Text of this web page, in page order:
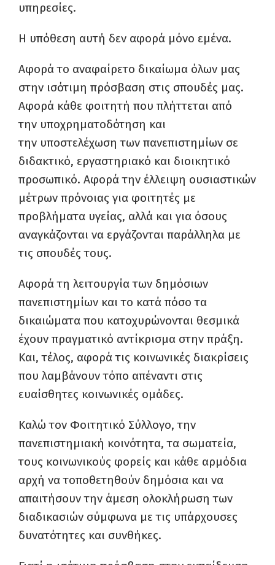
υπηρεσίες.
Η υπόθεση αυτή δεν αφορά μόνο εμένα.
Αφορά το αναφαίρετο δικαίωμα όλων μας
στην ισότιμη πρόσβαση στις σπουδές μας.
Αφορά κάθε φοιτητή που πλήττεται από
την υποχρηματοδότηση και
την υποστελέχωση των πανεπιστημίων σε
διδακτικό, εργαστηριακό και διοικητικό
προσωπικό. Αφορά την έλλειψη ουσιαστικών
μέτρων πρόνοιας για φοιτητές με
προβλήματα υγείας, αλλά και για όσους
αναγκάζονται να εργάζονται παράλληλα με
τις σπουδές τους.
Αφορά τη λειτουργία των δημόσιων
πανεπιστημίων και το κατά πόσο τα
δικαιώματα που κατοχυρώνονται θεσμικά
έχουν πραγματικό αντίκρισμα στην πράξη.
Και, τέλος, αφορά τις κοινωνικές διακρίσεις
που λαμβάνουν τόπο απέναντι στις
ευαίσθητες κοινωνικές ομάδες.
Καλώ τον Φοιτητικό Σύλλογο, την
πανεπιστημιακή κοινότητα, τα σωματεία,
τους κοινωνικούς φορείς και κάθε αρμόδια
αρχή να τοποθετηθούν δημόσια και να
απαιτήσουν την άμεση ολοκλήρωση των
διαδικασιών σύμφωνα με τις υπάρχουσες
δυνατότητες και συνθήκες.